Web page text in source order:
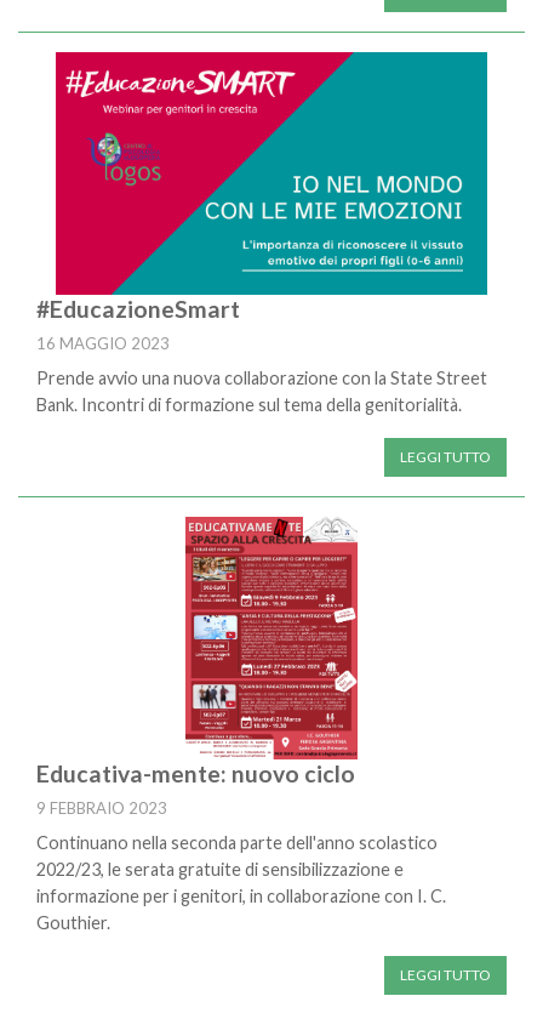
#EducazioneSmart
16 MAGGIO 2023
Prende avvio una nuova collaborazione con la State Street
Bank. Incontri di formazione sul tema della genitorialità.
LEGGI TUTTO
Educativa-mente: nuovo ciclo
9 FEBBRAIO 2023
Continuano nella seconda parte dell'anno scolastico
2022/23, le serata gratuite di sensibilizzazione e
informazione per i genitori, in collaborazione con I. C.
Gouthier.
LEGGI TUTTO